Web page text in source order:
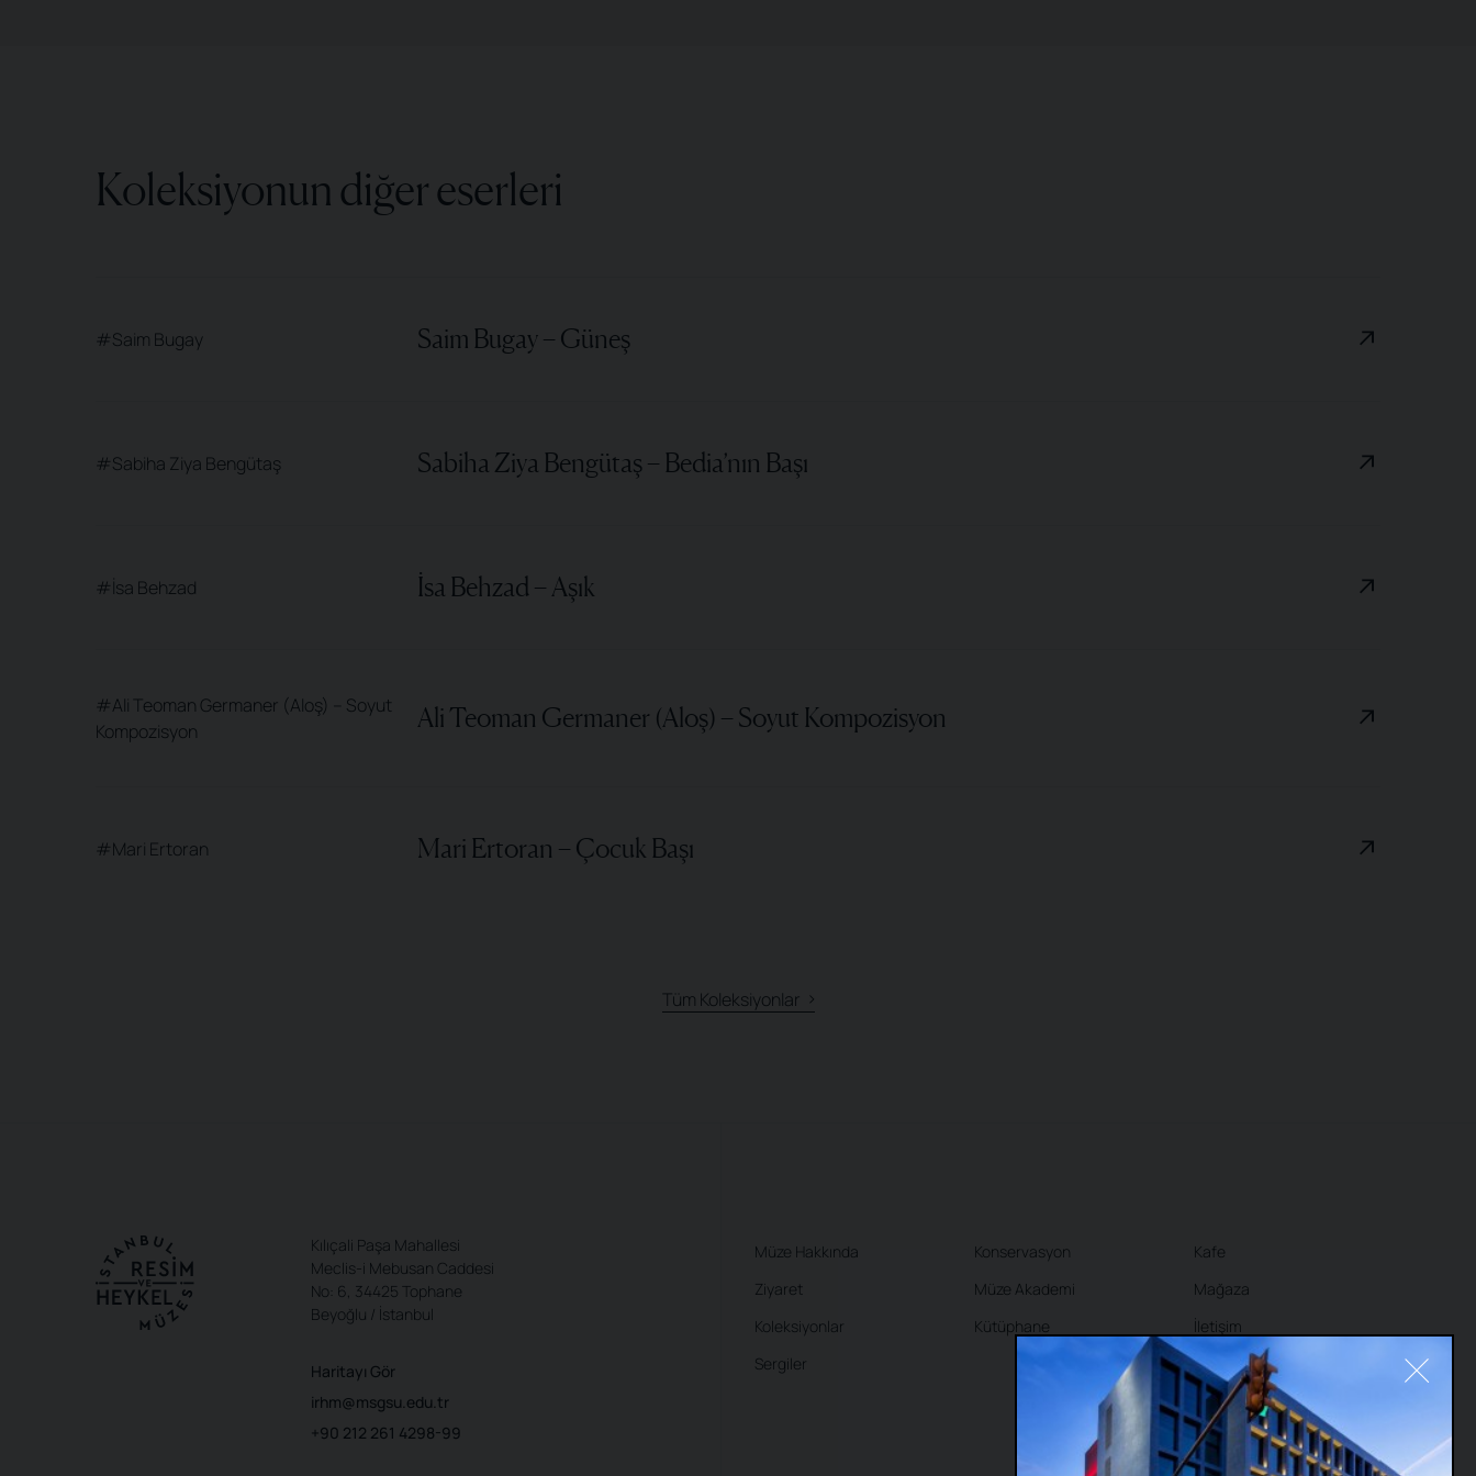
Koleksiyonun diğer eserleri
#Saim Bugay Saim Bugay – Güneş
#Sabiha Ziya Bengütaş Sabiha Ziya Bengütaş – Bedia’nın Başı
#İsa Behzad İsa Behzad – Aşık
#Ali Teoman Germaner (Aloş) – Soyut
Kompozisyon
Ali Teoman Germaner (Aloş) – Soyut Kompozisyon
#Mari Ertoran Mari Ertoran – Çocuk Başı
Tüm Koleksiyonlar
Kılıçali Paşa Mahallesi
Meclis-i Mebusan Caddesi
No: 6, 34425 Tophane
Beyoğlu / İstanbul
Haritayı Gör
irhm@msgsu.edu.tr
+90 212 261 4298-99
Müze Hakkında
Ziyaret
Koleksiyonlar
Sergiler
Konservasyon
Müze Akademi
Kütüphane
Kafe
Mağaza
İletişim